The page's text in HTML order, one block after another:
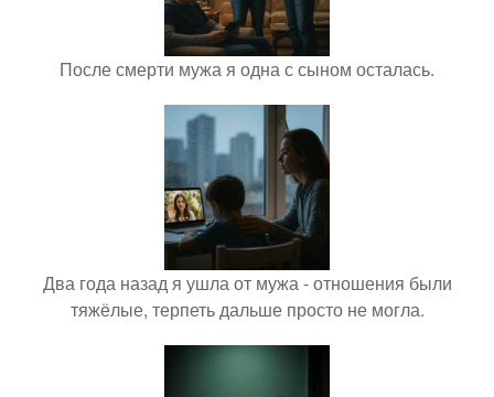
После смерти мужа я одна с сыном осталась.
Два года назад я ушла от мужа - отношения были
тяжёлые, терпеть дальше просто не могла.